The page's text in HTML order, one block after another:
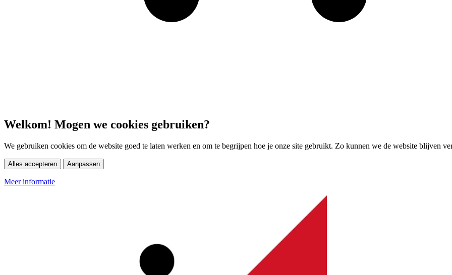
Welkom! Mogen we cookies gebruiken?
We gebruiken cookies om de website goed te laten werken en om te begrijpen hoe je onze site gebruikt. Zo kunnen we de website blijven
Alles accepteren Aanpassen
Meer informatie